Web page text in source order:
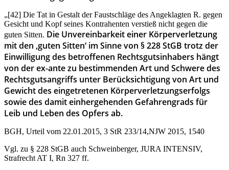
„[42] Die Tat in Gestalt der Faustschläge des Angeklagten R. gegen
Gesicht und Kopf seines Kontrahenten verstieß nicht gegen die
guten Sitten. Die Unvereinbarkeit einer Körperverletzung
mit den ‚guten Sitten‘ im Sinne von § 228 StGB trotz der
Einwilligung des betroffenen Rechtsgutsinhabers hängt
von der ex-ante zu bestimmenden Art und Schwere des
Rechtsgutsangriffs unter Berücksichtigung von Art und
Gewicht des eingetretenen Körperverletzungserfolgs
sowie des damit einhergehenden Gefahrengrads für
Leib und Leben des Opfers ab.
BGH, Urteil vom 22.01.2015, 3 StR 233/14,NJW 2015, 1540
Vgl. zu § 228 StGB auch Schweinberger, JURA INTENSIV,
Strafrecht AT I, Rn 327 ff.